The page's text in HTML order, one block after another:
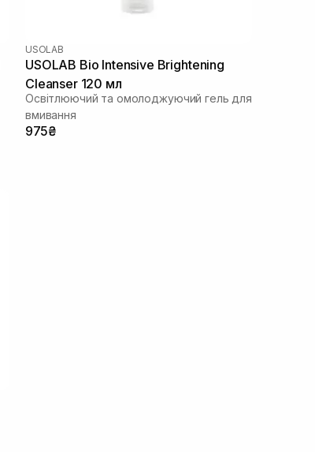
USOLAB
USOLAB Bio Intensive Brightening
Cleanser 120 мл
Освітлюючий та омолоджуючий гель для
вмивання
975₴